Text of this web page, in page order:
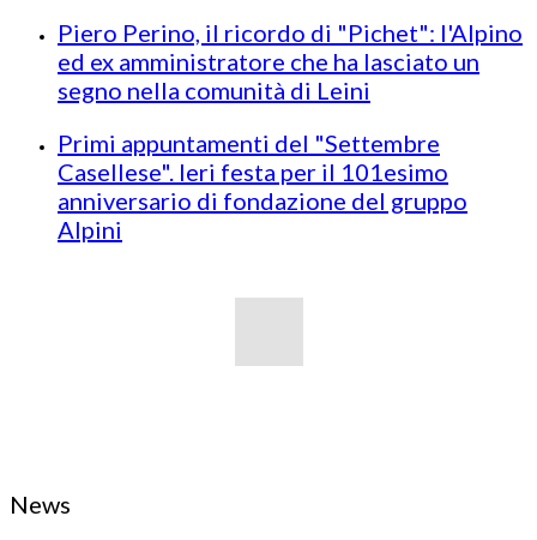
Piero Perino, il ricordo di "Pichet": l'Alpino
ed ex amministratore che ha lasciato un
segno nella comunità di Leini
Primi appuntamenti del "Settembre
Casellese". Ieri festa per il 101esimo
anniversario di fondazione del gruppo
Alpini
News